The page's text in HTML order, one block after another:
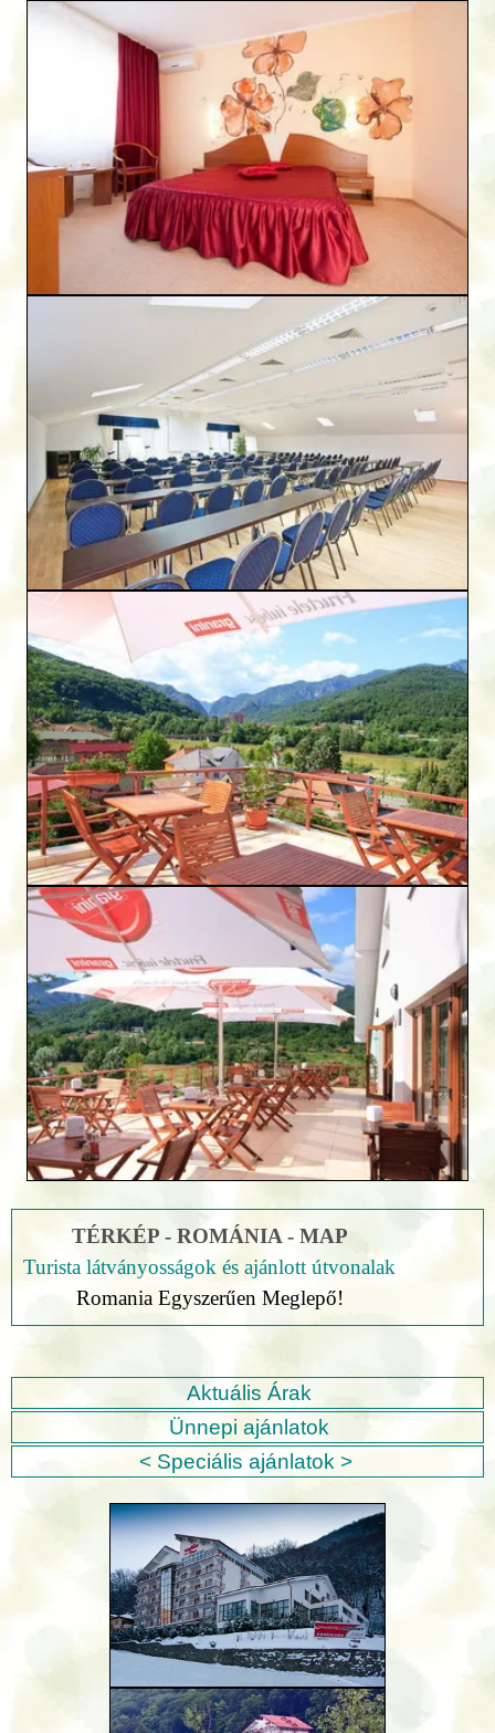
TÉRKÉP - ROMÁNIA - MAP
Turista látványosságok és ajánlott útvonalak
Romania Egyszerűen Meglepő!
Aktuális Árak
Ünnepi ajánlatok
< Speciális ajánlatok >